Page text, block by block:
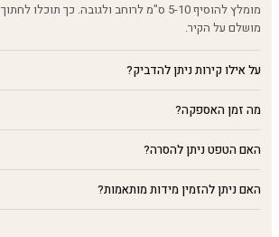
מומלץ להוסיף 5-10 ס"מ לרוחב ולגובה. כך
מושלם על הקיר.
על אילו קירות ניתן להדביק?
מה זמן האספקה?
האם הטפט ניתן להסרה?
האם ניתן להזמין מידות מותאמות?